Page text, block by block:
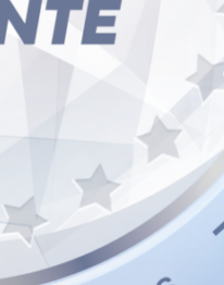
estado. Participe e contribua